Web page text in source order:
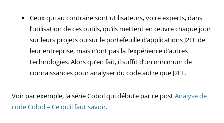
Ceux qui au contraire sont utilisateurs, voire experts, dans
l’utilisation de ces outils, qu’ils mettent en œuvre chaque jour
sur leurs projets ou sur le portefeuille d’applications J2EE de
leur entreprise, mais n’ont pas la l’expérience d’autres
technologies. Alors qu’en fait, il suffit d’un minimum de
connaissances pour analyser du code autre que J2EE.
Voir par exemple, la série Cobol qui débute par ce postAnalyse de
code Cobol – Ce qu’il faut savoir.